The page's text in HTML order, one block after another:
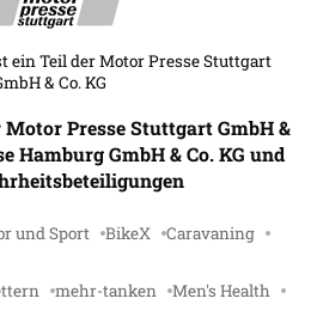
ein Teil der Motor Presse Stuttgart
& Co. KG
Presse Stuttgart GmbH &
Hamburg GmbH & Co. KG und
und Sport BikeX Caravaning
mehr-tanken Men's Health